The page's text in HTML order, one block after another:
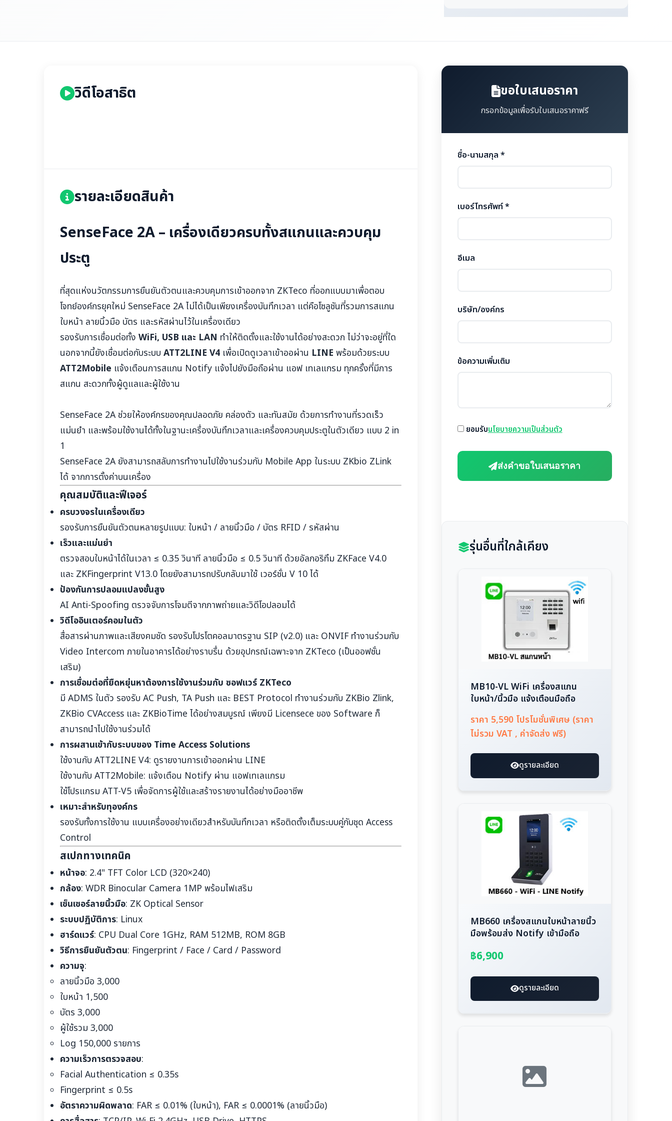
วิดีโอสาธิต
รายละเอียดสินค้า
SenseFace 2A – เครื่องเดียวครบทั้งสแกนและควบคุม
ประตู
ที่สุดแห่งนวัตกรรมการยืนยันตัวตนและควบคุมการเข้าออกจาก ZKTeco ที่ออกแบบมาเพื่อตอบ
โจทย์องค์กรยุคใหม่ SenseFace 2A ไม่ได้เป็นเพียงเครื่องบันทึกเวลา แต่คือโซลูชันที่รวมการสแกน
ใบหน้า ลายนิ้วมือ บัตร และรหัสผ่านไว้ในเครื่องเดียว
รองรับการเชื่อมต่อทั้ง WiFi, USB และ LAN ทำให้ติดตั้งและใช้งานได้อย่างสะดวก ไม่ว่าจะอยู่ที่ใด
นอกจากนี้ยังเชื่อมต่อกับระบบ ATT2LINE V4 เพื่อเปิดดูเวลาเข้าออผ่าน LINE พร้อมด้วยระบบ
ATT2Mobile แจ้งเตือนการสแกน Notify แจ้งไปยังมือถือผ่าน แอฟ เทเลแกรม ทุกครั้งที่มีการ
สแกน สะดวกทั้งผู้ดูแลและผู้ใช้งาน
SenseFace 2A ช่วยให้องค์กรของคุณปลอดภัย คล่องตัว และทันสมัย ด้วยการทำงานที่รวดเร็ว
แม่นยำ และพร้อมใช้งานได้ทั้งในฐานะเครื่องบันทึกเวลาและเครื่องควบคุมประตูในตัวเดียว แบบ 2 in
1
SenseFace 2A ยังสามารถสลับการทำงานไปใช้งานร่วมกับ Mobile App ในระบบ ZKbio ZLink
ได้ จากการตั้งค่าบนเครื่อง
คุณสมบัติและฟีเจอร์
ครบวงจรในเครื่องเดียว
รองรับการยืนยันตัวตนหลายรูปแบบ: ใบหน้า / ลายนิ้วมือ / บัตร RFID / รหัสผ่าน
เร็วและแม่นยำ
ตรวจสอบใบหน้าได้ในเวลา ≤ 0.35 วินาที ลายนิ้วมือ ≤ 0.5 วินาที ด้วยอัลกอริทึม ZKFace V4.0
และ ZKFingerprint V13.0 โดยยังสามารถปรับกลับมาใช้ เวอร์ชั่น V 10 ได้
ป้องกันการปลอมแปลงขั้นสูง
AI Anti-Spoofing ตรวจจับการโจมตีจากภาพถ่ายและวิดีโอปลอมได้
วิดีโออินเตอร์คอมในตัว
สื่อสารผ่านภาพและเสียงคมชัด รองรับโปรโตคอลมาตรฐาน SIP (v2.0) และ ONVIF ทำงานร่วมกับ
Video Intercom ภายในอาคารได้อย่างราบรื่น ด้วยอุปกรณ์เฉพาะจาก ZKTeco (เป็นออฟชั่น
เสริม)
การเชื่อมต่อที่ยืดหยุ่นหาต้องการใช้งานร่วมกับ ซอฟแวร์ ZKTeco
มี ADMS ในตัว รองรับ AC Push, TA Push และ BEST Protocol ทำงานร่วมกับ ZKBio Zlink,
ZKBio CVAccess และ ZKBioTime ได้อย่างสมบูรณ์ เพียงมี Licensece ของ Software ก็
สามารถนำไปใช้งานร่วมได้
การผสานเข้ากับระบบของ Time Access Solutions
ใช้งานกับ ATT2LINE V4: ดูรายงานการเข้าออกผ่าน LINE
ใช้งานกับ ATT2Mobile: แจ้งเตือน Notify ผ่าน แอฟเทเลแกรม
ใช้โปรแกรม ATT-V5 เพื่อจัดการผู้ใช้และสร้างรายงานได้อย่างมืออาชีพ
เหมาะสำหรับทุองค์กร
รองรับทั้งการใช้งาน แบบเครื่องอย่างเดียวสำหรับบันทึกเวลา หรือติดตั้งเต็มระบบคู่กับชุด Access
Control
สเปกทางเทคนิค
หน้าจอ: 2.4" TFT Color LCD (320×240)
กล้อง: WDR Binocular Camera 1MP พร้อมไฟเสริม
เซ็นเซอร์ลายนิ้วมือ: ZK Optical Sensor
ระบบปฏิบัติการ: Linux
ฮาร์ดแวร์: CPU Dual Core 1GHz, RAM 512MB, ROM 8GB
วิธีการยืนยันตัวตน: Fingerprint / Face / Card / Password
ความจุ:
ลายนิ้วมือ 3,000
ใบหน้า 1,500
บัตร 3,000
ผู้ใช้รวม 3,000
Log 150,000 รายการ
ความเร็วการตรวจสอบ:
Facial Authentication ≤ 0.35s
Fingerprint ≤ 0.5s
อัตราความผิดพลาด: FAR ≤ 0.01% (ใบหน้า), FAR ≤ 0.0001% (ลายนิ้วมือ)
ขอใบเสนอราคา
กรอกข้อมูลเพื่อรับใบเสนอราคาฟรี
ชื่อ-นามสกุล *
เบอร์โทรศัพท์ *
อีเมล
บริษัท/องค์กร
ข้อความเพิ่มเติม
ยอมรับนโยบายความเป็นส่วนตัว
ส่งคำขอใบเสนอราคา
รุ่นอื่นที่ใกล้เคียง
MB10-VL WiFi เครื่องสแกน
ใบหน้า/นิ้วมือ แจ้งเตือนมือถือ
ราคา 5,590 โปรโมชั่นพิเศษ (ราคา
ไม่รวม VAT , ค่าจัดส่ง ฟรี)
ดูรายละเอียด
MB660 เครื่องสแกนใบหน้าลายนิ้ว
มือพร้อมส่ง Notify เข้ามือถือ
฿6,900
ดูรายละเอียด